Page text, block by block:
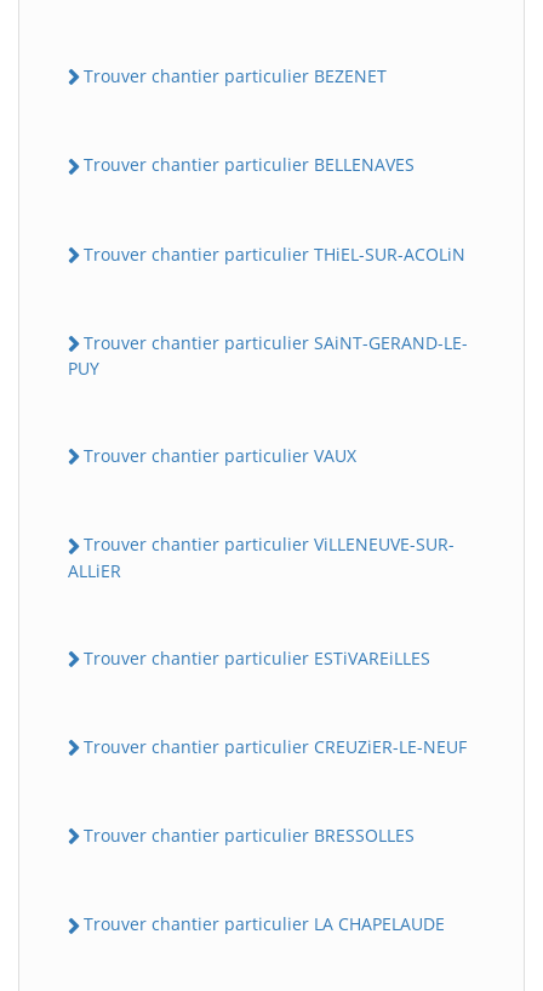
Trouver chantier particulier BEZENET
Trouver chantier particulier BELLENAVES
Trouver chantier particulier THiEL-SUR-ACOLiN
Trouver chantier particulier SAiNT-GERAND-LE-
PUY
Trouver chantier particulier VAUX
Trouver chantier particulier ViLLENEUVE-SUR-
ALLiER
Trouver chantier particulier ESTiVAREiLLES
Trouver chantier particulier CREUZiER-LE-NEUF
Trouver chantier particulier BRESSOLLES
Trouver chantier particulier LA CHAPELAUDE